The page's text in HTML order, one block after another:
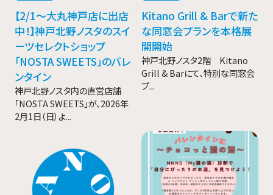
【2/1〜大丸神戸店に出店
中！】神戸北野ノスタのスイ
ーツセレクトショップ
「NOSTA SWEETS」のバレ
ンタイン
神戸北野ノスタ内の直営店舗
「NOSTA SWEETS」が、2026年
2月1日（日）よ...
Kitano Grill & Barで新た
な同窓会プランを本格展
開開始
神戸北野ノスタ2階 Kitano
Grill & Barにて、特別な同窓会
プ...